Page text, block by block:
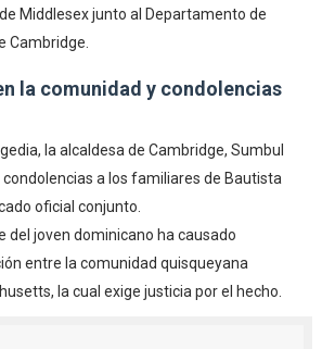
Middlesex junto al Departamento de
Cambridge.
la comunidad y condolencias
la alcaldesa de Cambridge, Sumbul
condolencias a los familiares de Bautista
oficial conjunto.
del joven dominicano ha causado
entre la comunidad quisqueyana
la cual exige justicia por el hecho.